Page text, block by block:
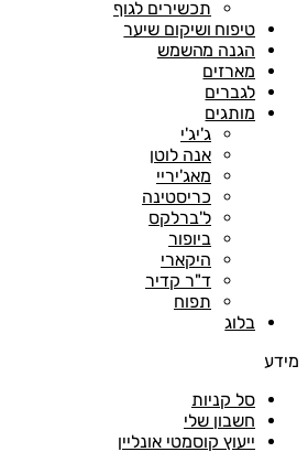
תכשירים לגוף
טיפוח ושיקום שיער
הגנה מהשמש
מארזים
לגברים
מותגים
ג'יג'י
אנה לוטן
מאג'יריי
כריסטינה
ל'ברלקס
ביופור
היקארי
ד"ר קדיר
תפוח
בלוג
מידע
סל קניות
חשבון שלי
ייעוץ קוסמטי אונליין